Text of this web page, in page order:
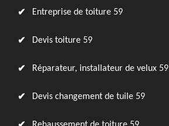
Entreprise de toiture 59
Devis toiture 59
Réparateur, installateur de velux 59
Devis changement de tuile 59